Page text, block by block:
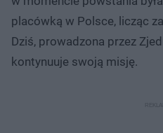
placówką w Polsce, licząc
Dziś, prowadzona przez
kontynuuje swoją misję.